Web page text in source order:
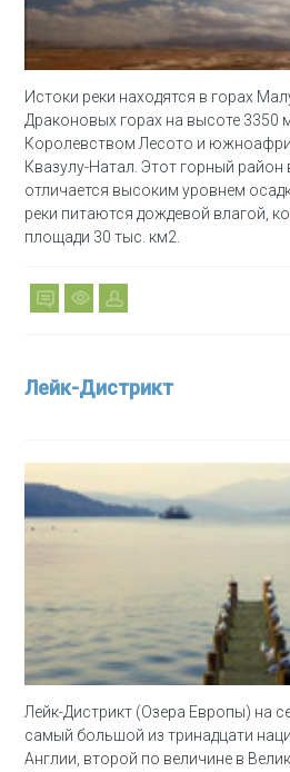
Истоки реки находятся в горах
Драконовых горах на высоте 3350
Королевством Лесото и
Квазулу-Натал. Этот горный
отличается высоким уровнем
реки питаются дождевой влагой,
площади 30 тыс. км2.
Лейк-Дистрикт
Лейк-Дистрикт (Озера Европы) на
самый большой из тринадцати
Англии, второй по величине в